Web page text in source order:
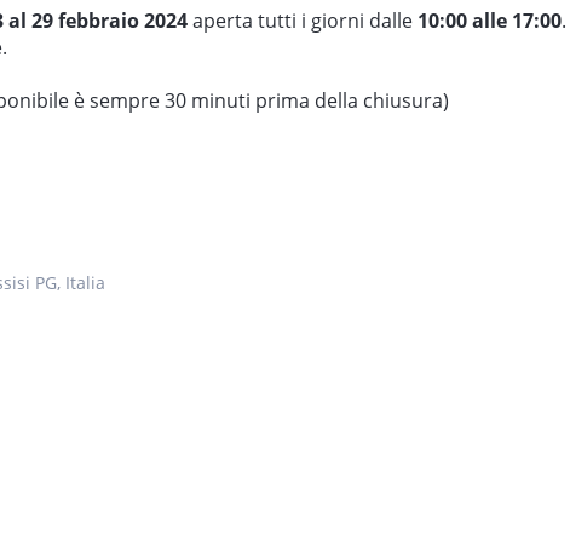
al 29 febbraio 2024aperta tutti i giorni dalle 10:00 alle 17:00.
è sempre 30 minuti prima della chiusura)
PG, Italia